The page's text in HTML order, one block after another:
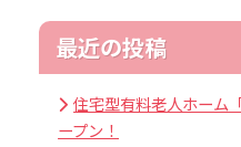
最近の投稿
住宅型有料老人ホーム
ープン！